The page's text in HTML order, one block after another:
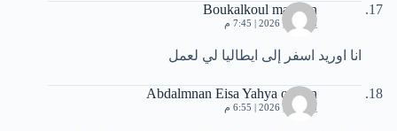
Boukalkoul marwan
يونيو 22, 2026 | 7:45 م
انا اوريد اسفر إلى ايطاليا لي لعمل
Abdalmnan Eisa Yahya osman
يونيو 23, 2026 | 6:55 م